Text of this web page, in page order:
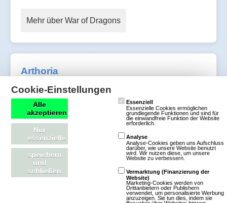
Mehr über War of Dragons
Arthoria
Rollenspiel
Klassisch
Free To
Bei Arthoria handelt es sich um ein Fantasy
Rollenspiel mit dem Schwerpunkt auf Magie und
Zauberei.Erstelle deinen eigenen Charakter, dem
du verschiedene Fähigkeiten und Zauberformeln
Cookie-Einstellungen
Alle
akzeptieren
Nur
essenzielle
speichern
und
schließen
Essenziell
Essenzielle Cookies ermöglichen
grundlegende Funktionen und sind für
die einwandfreie Funktion der Website
erforderlich.
Analyse
Analyse-Cookies geben uns Aufschluss
darüber, wie unsere Website benutzt
wird. Wir nutzen diese, um unsere
Website zu verbessern.
Vermarktung (Finanzierung der
Website)
Marketing-Cookies werden von
Drittanbietern oder Publishern
verwendet, um personalisierte Werbung
anzuzeigen. Sie tun dies, indem sie